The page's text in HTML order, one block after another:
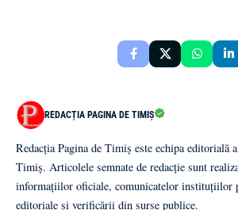
REDACȚIA PAGINA DE TIMIȘ
Redacția Pagina de Timiș este echipa editorială
Timiș. Articolele semnate de redacție sunt
informațiilor oficiale, comunicatelor instituțiilor
editoriale și verificării din surse publice.